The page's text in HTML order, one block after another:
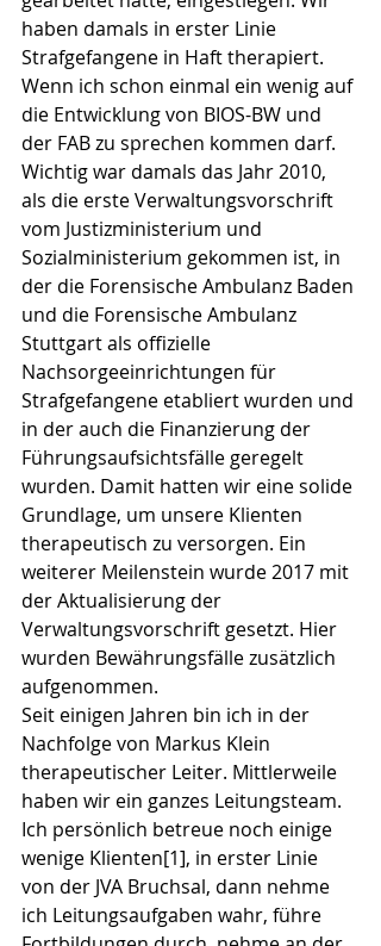
haben damals in erster Linie
Strafgefangene in Haft therapiert.
Wenn ich schon einmal ein wenig auf
die Entwicklung von BIOS-BW und
der FAB zu sprechen kommen darf.
Wichtig war damals das Jahr 2010,
als die erste Verwaltungsvorschrift
vom Justizministerium und
Sozialministerium gekommen ist, in
der die Forensische Ambulanz Baden
und die Forensische Ambulanz
Stuttgart als offizielle
Nachsorgeeinrichtungen für
Strafgefangene etabliert wurden und
in der auch die Finanzierung der
Führungsaufsichtsfälle geregelt
wurden. Damit hatten wir eine solide
Grundlage, um unsere Klienten
therapeutisch zu versorgen. Ein
weiterer Meilenstein wurde 2017 mit
der Aktualisierung der
Verwaltungsvorschrift gesetzt. Hier
wurden Bewährungsfälle zusätzlich
aufgenommen.
Seit einigen Jahren bin ich in der
Nachfolge von Markus Klein
therapeutischer Leiter. Mittlerweile
haben wir ein ganzes Leitungsteam.
Ich persönlich betreue noch einige
wenige Klienten[1], in erster Linie
von der JVA Bruchsal, dann nehme
ich Leitungsaufgaben wahr, führe